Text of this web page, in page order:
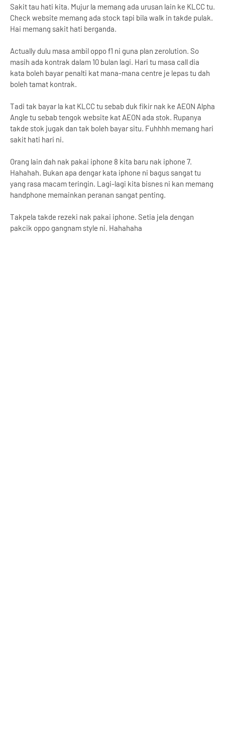
Sakit tau hati kita. Mujur la memang ada urusan lain ke KLCC tu.
Check website memang ada stock tapi bila walk in takde pulak.
Hai memang sakit hati berganda.
Actually dulu masa ambil oppo f1 ni guna plan zerolution. So
masih ada kontrak dalam 10 bulan lagi. Hari tu masa call dia
kata boleh bayar penalti kat mana-mana centre je lepas tu dah
boleh tamat kontrak.
Tadi tak bayar la kat KLCC tu sebab duk fikir nak ke AEON Alpha
Angle tu sebab tengok website kat AEON ada stok. Rupanya
takde stok jugak dan tak boleh bayar situ. Fuhhhh memang hari
sakit hati hari ni.
Orang lain dah nak pakai iphone 8 kita baru nak iphone 7.
Hahahah. Bukan apa dengar kata iphone ni bagus sangat tu
yang rasa macam teringin. Lagi-lagi kita bisnes ni kan memang
handphone memainkan peranan sangat penting.
Takpela takde rezeki nak pakai iphone. Setia jela dengan
pakcik oppo gangnam style ni. Hahahaha